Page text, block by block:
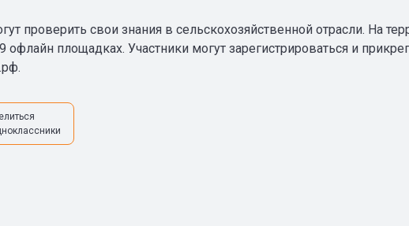
проверить свои знания в сельскохозяйственной отрасли. На
офлайн площадках. Участники могут зарегистрироваться и